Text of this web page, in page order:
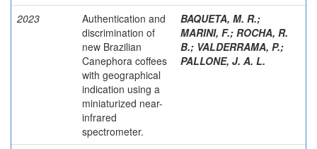
2023
Authentication and
discrimination of
new Brazilian
Canephora coffees
with geographical
indication using a
miniaturized near-
infrared
spectrometer.
BAQUETA, M. R.;
MARINI, F.; ROCHA, R.
B.; VALDERRAMA, P.;
PALLONE, J. A. L.